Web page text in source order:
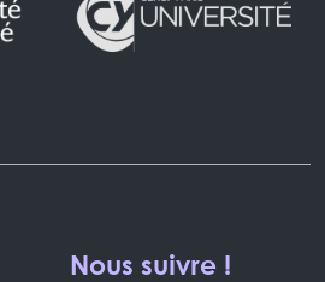
Nous suivre !